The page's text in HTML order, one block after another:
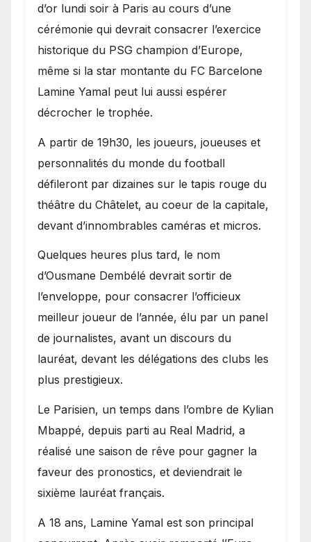
d’or lundi soir à Paris au cours d’une
cérémonie qui devrait consacrer l’exercice
historique du PSG champion d’Europe,
même si la star montante du FC Barcelone
Lamine Yamal peut lui aussi espérer
décrocher le trophée.
A partir de 19h30, les joueurs, joueuses et
personnalités du monde du football
défileront par dizaines sur le tapis rouge du
théâtre du Châtelet, au coeur de la capitale,
devant d’innombrables caméras et micros.
Quelques heures plus tard, le nom
d’Ousmane Dembélé devrait sortir de
l’enveloppe, pour consacrer l’officieux
meilleur joueur de l’année, élu par un panel
de journalistes, avant un discours du
lauréat, devant les délégations des clubs les
plus prestigieux.
Le Parisien, un temps dans l’ombre de Kylian
Mbappé, depuis parti au Real Madrid, a
réalisé une saison de rêve pour gagner la
faveur des pronostics, et deviendrait le
sixième lauréat français.
A 18 ans, Lamine Yamal est son principal